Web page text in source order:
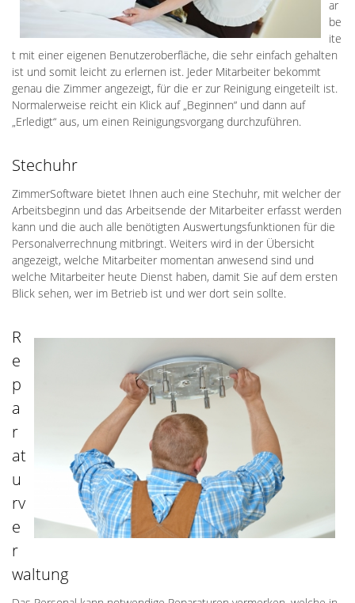
ar
be
ite
t mit einer eigenen Benutzeroberfläche, die sehr einfach gehalten
ist und somit leicht zu erlernen ist. Jeder Mitarbeiter bekommt
genau die Zimmer angezeigt, für die er zur Reinigung eingeteilt ist.
Normalerweise reicht ein Klick auf „Beginnen“ und dann auf
„Erledigt“ aus, um einen Reinigungsvorgang durchzuführen.
Stechuhr
ZimmerSoftware bietet Ihnen auch eine Stechuhr, mit welcher der
Arbeitsbeginn und das Arbeitsende der Mitarbeiter erfasst werden
kann und die auch alle benötigten Auswertungsfunktionen für die
Personalverrechnung mitbringt. Weiters wird in der Übersicht
angezeigt, welche Mitarbeiter momentan anwesend sind und
welche Mitarbeiter heute Dienst haben, damit Sie auf dem ersten
Blick sehen, wer im Betrieb ist und wer dort sein sollte.
R
e
p
a
r
at
u
rv
e
r
waltung